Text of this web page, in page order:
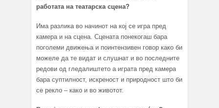
работата на театарска сцена?
Има разлика во начинот на кој се игра пред
камера и на сцена. Сцената понекогаш бара
поголеми движења и поинтензивен говор како би
можеле да те видат и слушнат и во последните
редови од гледалиштето а играта пред камера
бара суптилност, искреност и природност што би
се рекло – како и во животот.